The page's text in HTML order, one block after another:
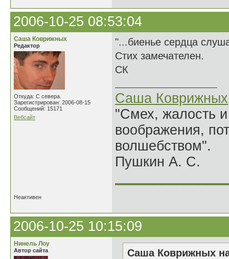
2006-10-25 08:53:04
Саша Коврижных
Редактор
Откуда: С севера.
Зарегистрирован: 2006-08-15
Сообщений: 15171
Вебсайт
"...биенье сердца
Стих замечателен.
СК
Саша Коврижных
"Смех, жалость
воображения,
волшебством".
Пушкин А. С.
Неактивен
2006-10-25 10:15:09
Нинель Лоу
Автор сайта
Саша Коврижных